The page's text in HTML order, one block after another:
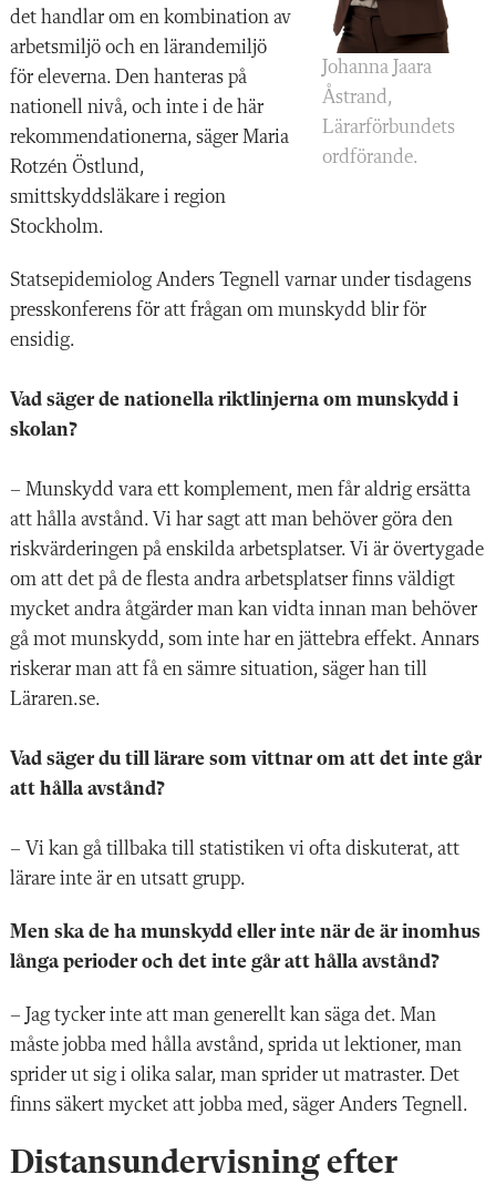
Johanna Jaara
Åstrand,
Lärarförbundets
ordförande.
det handlar om en kombination av
arbetsmiljö och en lärandemiljö
för eleverna. Den hanteras på
nationell nivå, och inte i de här
rekommendationerna, säger Maria
Rotzén Östlund,
smittskyddsläkare i region
Stockholm.
Statsepidemiolog Anders Tegnell varnar under tisdagens
presskonferens för att frågan om munskydd blir för
ensidig.
Vad säger de nationella riktlinjerna om munskydd i
skolan?
– Munskydd vara ett komplement, men får aldrig ersätta
att hålla avstånd. Vi har sagt att man behöver göra den
riskvärderingen på enskilda arbetsplatser. Vi är övertygade
om att det på de flesta andra arbetsplatser finns väldigt
mycket andra åtgärder man kan vidta innan man behöver
gå mot munskydd, som inte har en jättebra effekt. Annars
riskerar man att få en sämre situation, säger han till
Läraren.se.
Vad säger du till lärare som vittnar om att det inte går
att hålla avstånd?
– Vi kan gå tillbaka till statistiken vi ofta diskuterat, att
lärare inte är en utsatt grupp.
Men ska de ha munskydd eller inte när de är inomhus
långa perioder och det inte går att hålla avstånd?
– Jag tycker inte att man generellt kan säga det. Man
måste jobba med hålla avstånd, sprida ut lektioner, man
sprider ut sig i olika salar, man sprider ut matraster. Det
finns säkert mycket att jobba med, säger Anders Tegnell.
Distansundervisning efter